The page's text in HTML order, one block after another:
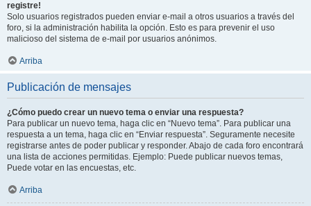
registre!
Solo usuarios registrados pueden enviar e-mail a otros usuarios a través del
foro, si la administración habilita la opción. Esto es para prevenir el uso
malicioso del sistema de e-mail por usuarios anónimos.
Arriba
Publicación de mensajes
¿Cómo puedo crear un nuevo tema o enviar una respuesta?
Para publicar un nuevo tema, haga clic en “Nuevo tema”. Para publicar una
respuesta a un tema, haga clic en “Enviar respuesta”. Seguramente necesite
registrarse antes de poder publicar y responder. Abajo de cada foro encontrará
una lista de acciones permitidas. Ejemplo: Puede publicar nuevos temas,
Puede votar en las encuestas, etc.
Arriba